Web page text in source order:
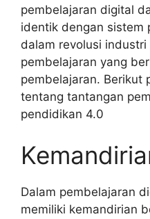
pembelajaran digital
identik dengan sistem
dalam revolusi industri
pembelajaran yang
pembelajaran. Berikut
tentang tantangan
pendidikan 4.0
Dalam pembelajaran
memiliki kemandirian